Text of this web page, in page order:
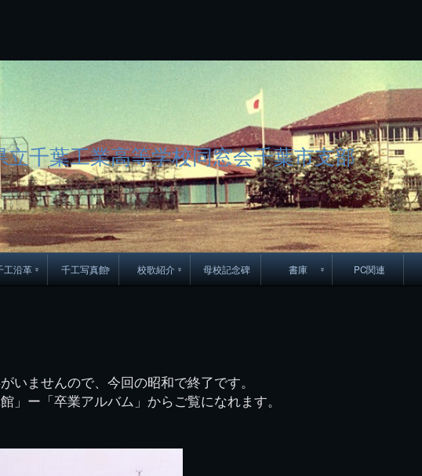
プ
立千葉工業高等学校同窓会千葉市支部
工沿革
見川校舎時代
千工写真館
40周年
生実校舎以前 寒川校舎時代
校歌紹介
県立千葉工業学校検
見川校歌
応援歌(検見川時代)
母校記念碑 書庫 PC関連
いませんので、今回の昭和で終了です。
」ー「卒業アルバム」からご覧になれます。